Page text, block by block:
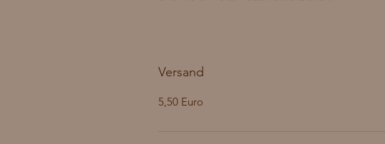
Versand
5,50 Euro